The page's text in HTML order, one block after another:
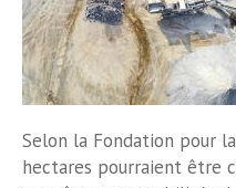
Selon la Fondation pour
hectares pourraient être